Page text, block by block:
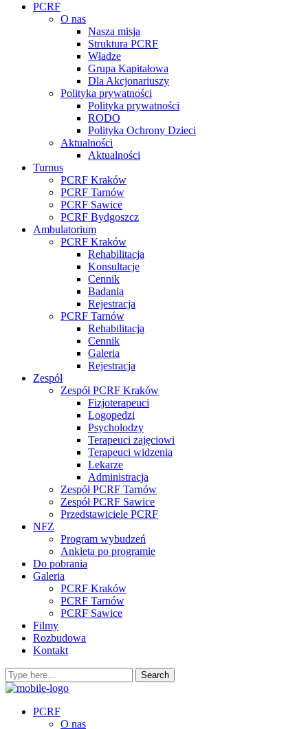
PCRF
O nas
Nasza misja
Struktura PCRF
Władze
Grupa Kapitałowa
Dla Akcjonariuszy
Polityka prywatności
Polityka prywatności
RODO
Polityka Ochrony Dzieci
Aktualności
Aktualności
Turnus
PCRF Kraków
PCRF Tarnów
PCRF Sawice
PCRF Bydgoszcz
Ambulatorium
PCRF Kraków
Rehabilitacja
Konsultacje
Cennik
Badania
Rejestracja
PCRF Tarnów
Rehabilitacja
Cennik
Galeria
Rejestracja
Zespół
Zespół PCRF Kraków
Fizjoterapeuci
Logopedzi
Psycholodzy
Terapeuci zajęciowi
Terapeuci widzenia
Lekarze
Administracja
Zespół PCRF Tarnów
Zespół PCRF Sawice
Przedstawiciele PCRF
NFZ
Program wybudzeń
Ankieta po programie
Do pobrania
Galeria
PCRF Kraków
PCRF Tarnów
PCRF Sawice
Filmy
Rozbudowa
Kontakt
PCRF
O nas